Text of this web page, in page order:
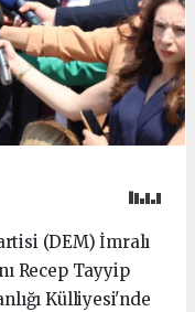
(DEM) İmralı
Recep Tayyip
Külliyesi'nde